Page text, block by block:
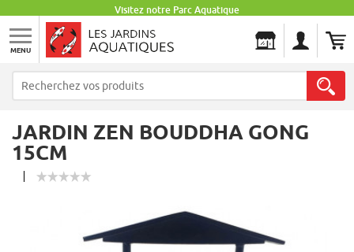
Visitez notre Parc Aquatique
MENU
JARDIN ZEN BOUDDHA GONG
15CM